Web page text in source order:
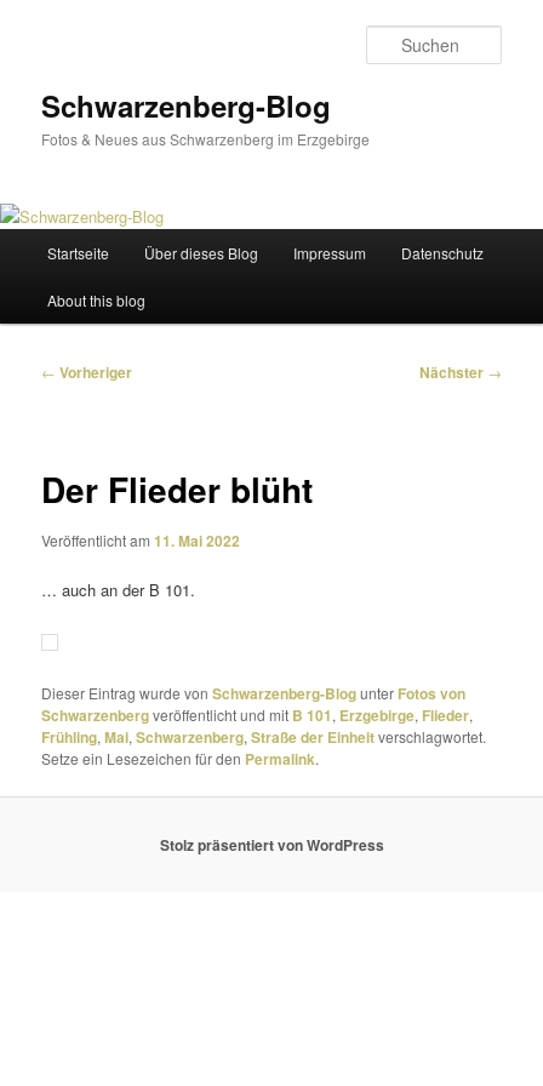
Schwarzenberg-Blog
Fotos & Neues aus Schwarzenberg im Erzgebirge
Startseite Über dieses Blog Impressum Datenschutz
About this blog
Beitragsnavigation
← Vorheriger Nächster →
Der Flieder blüht
Veröffentlicht am11. Mai 2022
… auch an der B 101.
Dieser Eintrag wurde vonSchwarzenberg-Blogunter Fotos von
Schwarzenbergveröffentlicht und mit B 101, Erzgebirge, Flieder,
Frühling,Mai,Schwarzenberg,Straße der Einheitverschlagwortet.
Setze ein Lesezeichen für den Permalink.
Stolz präsentiert von WordPress